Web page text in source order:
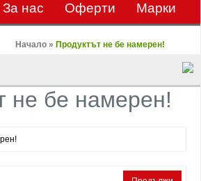
За нас Оферти Mарки
Начало » Продуктът не бе намерен!
не бе намерен!